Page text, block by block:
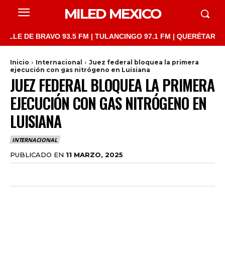
MILED MEXICO
BRAVO 93.5 FM | TULANCINGO 97.1 FM | QUERÉTARO
Inicio Internacional
Juez federal bloquea la primera
ejecución con gas nitrógeno en Luisiana
JUEZ FEDERAL BLOQUEA LA PRIMERA
EJECUCIÓN CON GAS NITRÓGENO EN
LUISIANA
INTERNACIONAL
PUBLICADO EN 11 MARZO, 2025